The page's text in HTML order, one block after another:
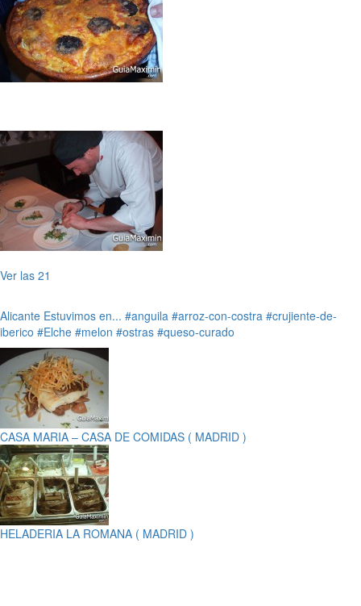
Ver las 21
Alicante Estuvimos en... #anguila #arroz-con-costra #crujiente-de-
iberico #Elche #melon #ostras #queso-curado
CASA MARIA – CASA DE COMIDAS ( MADRID )
HELADERIA LA ROMANA ( MADRID )